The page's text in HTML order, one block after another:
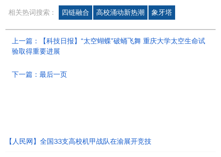
相关热词搜索 : 四链融合 高校涌动新热潮 象牙塔
上一篇：【科技日报】“太空蝴蝶”破蛹飞舞 重庆大学太空生命试
验取得重要进展
下一篇：最后一页
【人民网】全国33支高校机甲战队在渝展开竞技